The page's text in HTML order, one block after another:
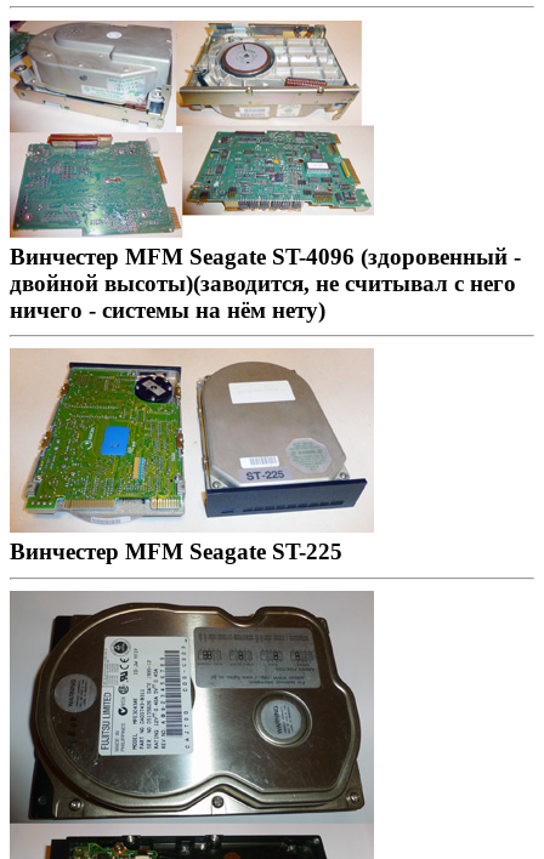
Винчестер MFM Seagate ST-4096 (здоровенный -
двойной высоты)(заводится, не считывал с него
ничего - системы на нём нету)
Винчестер MFM Seagate ST-225